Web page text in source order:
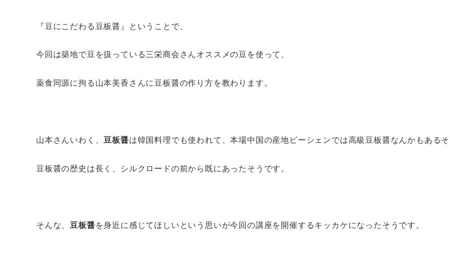
『豆にこだわる豆板醤』ということで、
今回は築地で豆を扱っている三栄商会さんオススメの豆を使って、
薬食同源に拘る山本美香さんに豆板醤の作り方を教わります。
山本さんいわく、豆板醤は韓国料理でも使われて、本場中国の産地ピーシェンでは高級豆板醤なんかもある
豆板醤の歴史は長く、シルクロードの前から既にあったそうです。
そんな、豆板醤を身近に感じてほしいという思いが今回の講座を開催するキッカケになったそうです。